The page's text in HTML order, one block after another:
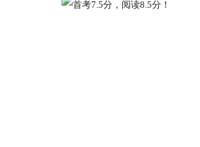
沈阳SAT精品课程